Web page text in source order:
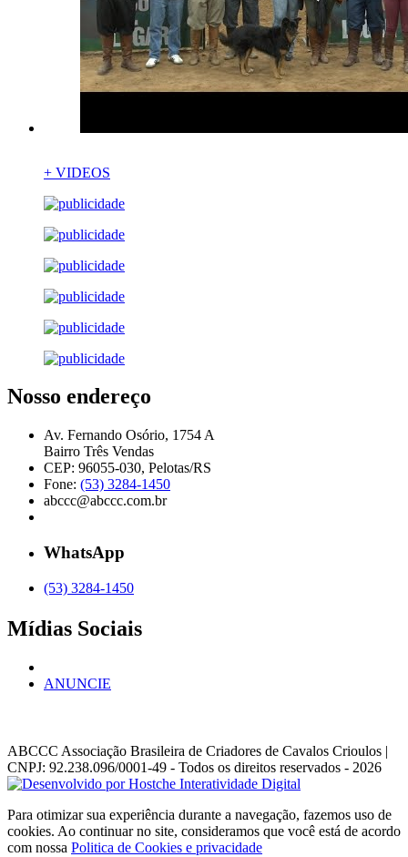
+ VIDEOS
Nosso endereço
Av. Fernando Osório, 1754 A
Bairro Três Vendas
CEP: 96055-030, Pelotas/RS
Fone: (53) 3284-1450
abccc@abccc.com.br
WhatsApp
(53) 3284-1450
Mídias Sociais
ANUNCIE
ABCCC Associação Brasileira de Criadores de Cavalos Crioulos |
CNPJ: 92.238.096/0001-49 - Todos os direitos reservados - 2026
Para otimizar sua experiência durante a navegação, fazemos uso de
cookies. Ao continuar no site, consideramos que você está de acordo
com nossa Politica de Cookies e privacidade